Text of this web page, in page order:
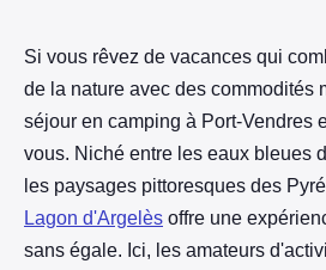
Si vous rêvez de vacances qui
de la nature avec des commodités
séjour en camping à Port-Vendres
vous. Niché entre les eaux bleues
les paysages pittoresques des
Lagon d'Argelès offre une
sans égale. Ici, les amateurs